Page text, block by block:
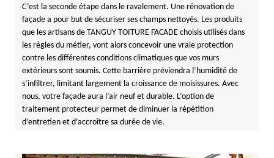
C’est la seconde étape dans le ravalement. Une rénovation de
façade a pour but de sécuriser ses champs nettoyés. Les produits
que les artisans de TANGUY TOITURE FACADE choisis utilisés dans
les règles du métier, vont alors concevoir une vraie protection
contre les différentes conditions climatiques que vos murs
extérieurs sont soumis. Cette barrière préviendra l’humidité de
s’infiltrer, limitant largement la croissance de moisissures. Avec
nous, votre façade aura l’air neuf et durable. L’option de
traitement protecteur permet de diminuer la répétition
d’entretien et d’accroître sa durée de vie.